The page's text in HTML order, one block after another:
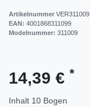
Artikelnummer VER311009
EAN: 4001868311099
Modelnummer: 311009
14,39 € *
Inhalt 10 Bogen